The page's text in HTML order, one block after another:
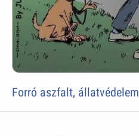
Forró aszfalt, állatvédelem